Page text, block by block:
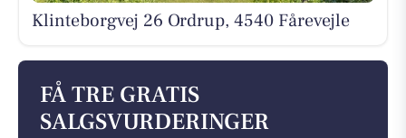
Klinteborgvej 26 Ordrup, 4540 Fårevejle
FÅ TRE GRATIS
SALGSVURDERINGER